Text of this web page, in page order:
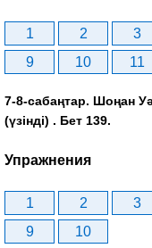
1 2 3
9
10 11
7-8-сабаңтар. Шоңан
(үзінді) . Бет 139.
Упражнения
1 2 3
9
10